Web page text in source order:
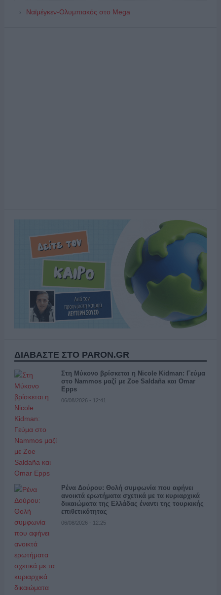
Ναϊμέγκεν-Ολυμπιακός στο Mega
ΔΙΑΒΑΣΤΕ ΣΤΟ PARON.GR
Στη Μύκονο βρίσκεται η Nicole Kidman: Γεύμα
στο Nammos μαζί με Zoe Saldaña και Omar
Epps
06/08/2026 - 12:41
Ρένα Δούρου: Θολή συμφωνία που αφήνει
ανοικτά ερωτήματα σχετικά με τα κυριαρχικά
δικαιώματα της Ελλάδας έναντι της τουρκικής
επιθετικότητας
06/08/2026 - 12:25